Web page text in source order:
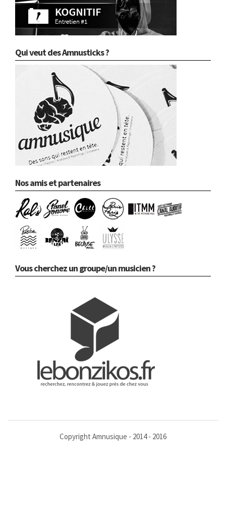
Qui veut des Amnusticks ?
Nos amis et partenaires
Vous cherchez un groupe/un musicien ?
Copyright Amnusique - 2014 - 2016